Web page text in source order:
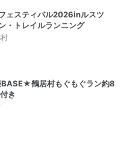
ェスティバル2026inルスツ
・トレイルランニング
BASE★鶴居村もぐもぐラン約8
き